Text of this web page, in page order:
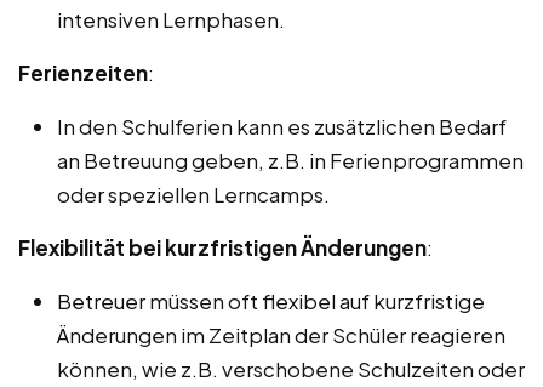
intensiven Lernphasen.
Ferienzeiten:
In den Schulferien kann es zusätzlichen Bedarf
an Betreuung geben, z.B. in Ferienprogrammen
oder speziellen Lerncamps.
Flexibilität bei kurzfristigen Änderungen:
Betreuer müssen oft flexibel auf kurzfristige
Änderungen im Zeitplan der Schüler reagieren
können, wie z.B. verschobene Schulzeiten oder